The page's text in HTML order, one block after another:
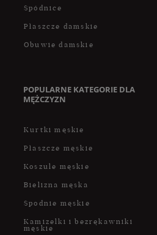
Spódnice
Płaszcze damskie
Obuwie damskie
POPULARNE KATEGORIE DLA
MĘŻCZYZN
Kurtki męskie
Płaszcze męskie
Koszule męskie
Bielizna męska
Spodnie męskie
Kamizelki i bezrękawniki
męskie